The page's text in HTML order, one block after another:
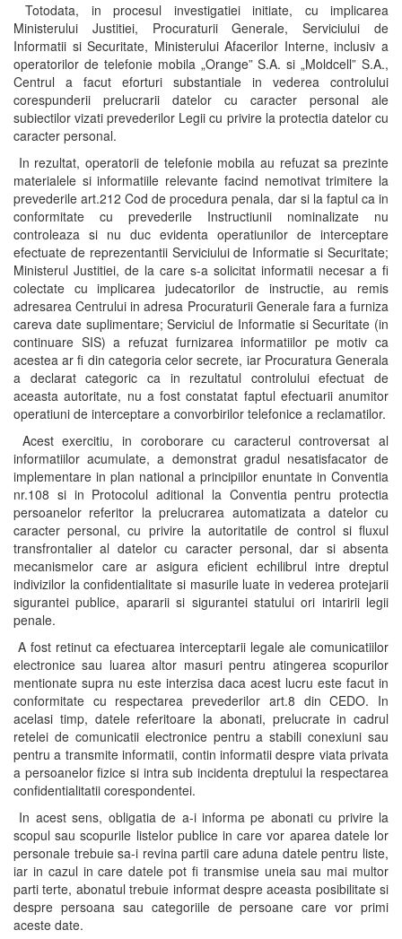
Totodata, in procesul investigatiei initiate, cu implicarea
Ministerului Justitiei, Procuraturii Generale, Serviciului de
Informatii si Securitate, Ministerului Afacerilor Interne, inclusiv a
operatorilor de telefonie mobila „Orange” S.A. si „Moldcell” S.A.,
Centrul a facut eforturi substantiale in vederea controlului
corespunderii prelucrarii datelor cu caracter personal ale
subiectilor vizati prevederilor Legii cu privire la protectia datelor cu
caracter personal.
In rezultat, operatorii de telefonie mobila au refuzat sa prezinte
materialele si informatiile relevante facind nemotivat trimitere la
prevederile art.212 Cod de procedura penala, dar si la faptul ca in
conformitate cu prevederile Instructiunii nominalizate nu
controleaza si nu duc evidenta operatiunilor de interceptare
efectuate de reprezentantii Serviciului de Informatie si Securitate;
Ministerul Justitiei, de la care s-a solicitat informatii necesar a fi
colectate cu implicarea judecatorilor de instructie, au remis
adresarea Centrului in adresa Procuraturii Generale fara a furniza
careva date suplimentare; Serviciul de Informatie si Securitate (in
continuare SIS) a refuzat furnizarea informatiilor pe motiv ca
acestea ar fi din categoria celor secrete, iar Procuratura Generala
a declarat categoric ca in rezultatul controlului efectuat de
aceasta autoritate, nu a fost constatat faptul efectuarii anumitor
operatiuni de interceptare a convorbirilor telefonice a reclamatilor.
Acest exercitiu, in coroborare cu caracterul controversat al
informatiilor acumulate, a demonstrat gradul nesatisfacator de
implementare in plan national a principiilor enuntate in Conventia
nr.108 si in Protocolul aditional la Conventia pentru protectia
persoanelor referitor la prelucrarea automatizata a datelor cu
caracter personal, cu privire la autoritatile de control si fluxul
transfrontalier al datelor cu caracter personal, dar si absenta
mecanismelor care ar asigura eficient echilibrul intre dreptul
indivizilor la confidentialitate si masurile luate in vederea protejarii
sigurantei publice, apararii si sigurantei statului ori intaririi legii
penale.
A fost retinut ca efectuarea interceptarii legale ale comunicatiilor
electronice sau luarea altor masuri pentru atingerea scopurilor
mentionate supra nu este interzisa daca acest lucru este facut in
conformitate cu respectarea prevederilor art.8 din CEDO. In
acelasi timp, datele referitoare la abonati, prelucrate in cadrul
retelei de comunicatii electronice pentru a stabili conexiuni sau
pentru a transmite informatii, contin informatii despre viata privata
a persoanelor fizice si intra sub incidenta dreptului la respectarea
confidentialitatii corespondentei.
In acest sens, obligatia de a-i informa pe abonati cu privire la
scopul sau scopurile listelor publice in care vor aparea datele lor
personale trebuie sa-i revina partii care aduna datele pentru liste,
iar in cazul in care datele pot fi transmise uneia sau mai multor
parti terte, abonatul trebuie informat despre aceasta posibilitate si
despre persoana sau categoriile de persoane care vor primi
aceste date.